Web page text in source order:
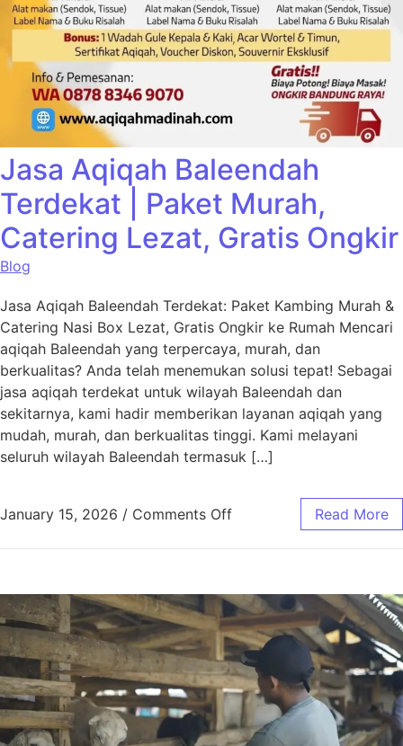
Jasa Aqiqah Baleendah
Terdekat | Paket Murah,
Catering Lezat, Gratis Ongkir
Blog
Jasa Aqiqah Baleendah Terdekat: Paket Kambing Murah &
Catering Nasi Box Lezat, Gratis Ongkir ke Rumah Mencari
aqiqah Baleendah yang terpercaya, murah, dan
berkualitas? Anda telah menemukan solusi tepat! Sebagai
jasa aqiqah terdekat untuk wilayah Baleendah dan
sekitarnya, kami hadir memberikan layanan aqiqah yang
mudah, murah, dan berkualitas tinggi. Kami melayani
seluruh wilayah Baleendah termasuk […]
January 15, 2026 / Comments Off Read More